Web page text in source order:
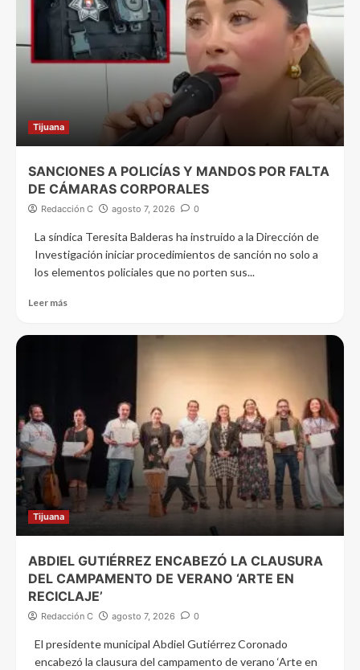
Tijuana
SANCIONES A POLICÍAS Y MANDOS POR FALTA
DE CÁMARAS CORPORALES
Redacción C agosto 7, 2026 0
La síndica Teresita Balderas ha instruido a la Dirección de
Investigación iniciar procedimientos de sanción no solo a
los elementos policiales que no porten sus...
Leer más
Tijuana
ABDIEL GUTIÉRREZ ENCABEZÓ LA CLAUSURA
DEL CAMPAMENTO DE VERANO ‘ARTE EN
RECICLAJE’
Redacción C agosto 7, 2026 0
El presidente municipal Abdiel Gutiérrez Coronado
encabezó la clausura del campamento de verano ‘Arte en